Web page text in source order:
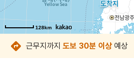
128km
128km
128km
128km
128km
128km
128km
128km
근무지까지 도보 30분 이상 예상